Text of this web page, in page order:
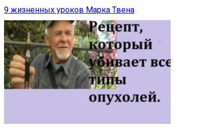
9 жизненных уроков Марка Твена